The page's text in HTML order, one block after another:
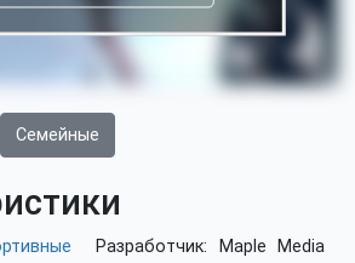
Семейные
Разработчик: Maple Media